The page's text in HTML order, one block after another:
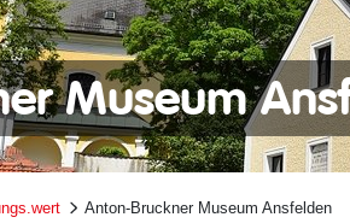
Museum
Anton-Bruckner Museum Ansfelden